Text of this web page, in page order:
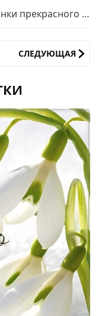
Картинки прекрасного дня
СЛЕДУЮЩАЯ